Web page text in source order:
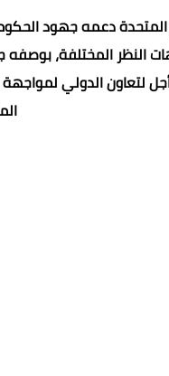
المتحدة دعمه جهود
النظر المختلفة،
الدولي لمواجهة